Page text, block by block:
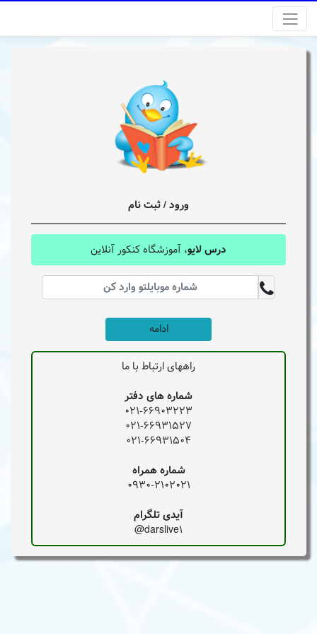
ورود / ثبت نام
درس لایو، آموزشگاه کنکور آنلاین
ادامه
راههای ارتباط با ما
شماره های دفتر
021-66903223
021-66931527
021-66931504
شماره همراه
0930-2102021
آیدی تلگرام
darslive1@